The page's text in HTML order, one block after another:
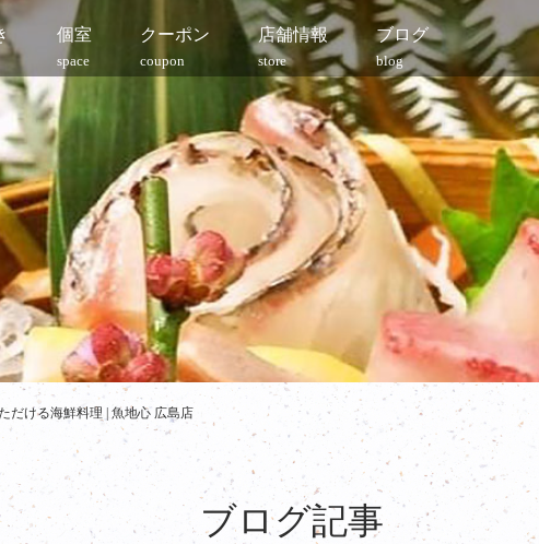
個室
space
クーポン
coupon
店舗情報
store
ブログ
blog
だける海鮮料理 | 魚地心 広島店
ブログ記事